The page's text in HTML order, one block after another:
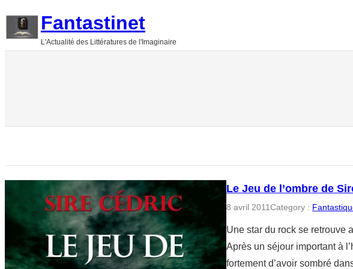
Fantastinet
L'Actualité des Littératures de l'Imaginaire
Le Jeu de l’ombre de
8 avril 2011Category :
Une star du rock se retrouve
Après un séjour important à
fortement d’avoir sombré